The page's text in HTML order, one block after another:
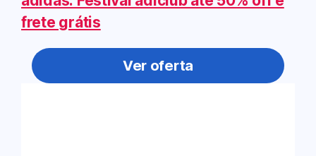
frete grátis
Ver oferta